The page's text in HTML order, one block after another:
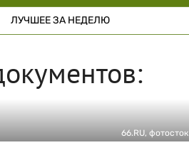
ЛУЧШЕЕ ЗА НЕДЕЛЮ
66.RU, фотосток